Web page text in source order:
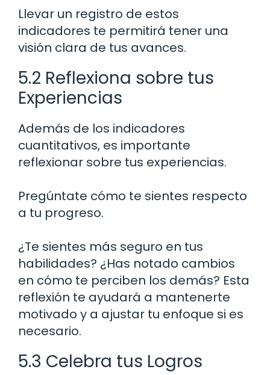
Llevar un registro de estos
indicadores te permitirá tener una
visión clara de tus avances.
5.2 Reflexiona sobre tus
Experiencias
Además de los indicadores
cuantitativos, es importante
reflexionar sobre tus experiencias.
Pregúntate cómo te sientes respecto
a tu progreso.
¿Te sientes más seguro en tus
habilidades? ¿Has notado cambios
en cómo te perciben los demás? Esta
reflexión te ayudará a mantenerte
motivado y a ajustar tu enfoque si es
necesario.
5.3 Celebra tus Logros